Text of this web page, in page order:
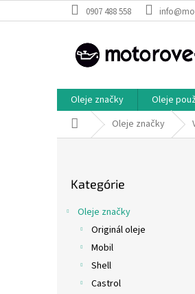
na
0907 488 558
Oleje značky Oleje
Domov Oleje značky
kategórie
Kategórie
Oleje značky
Originál oleje
Mobil
Shell
Castrol